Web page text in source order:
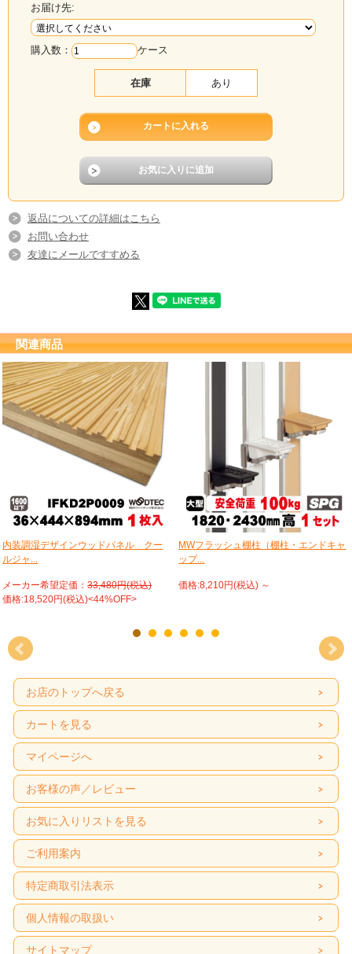
お届け先:
購入数： ケース
在庫 あり
返品についての詳細はこちら
お問い合わせ
友達にメールですすめる
関連商品
内装調湿デザインウッドパネル クー
ルジャ...
メーカー希望定価：33,480円(税込)
価格:18,520円(税込)<44%OFF>
MWフラッシュ棚柱（棚柱・エンドキャ
ップ...
価格:8,210円(税込) ～
お店のトップへ戻る
カートを見る
マイページへ
お客様の声／レビュー
お気に入りリストを見る
ご利用案内
特定商取引法表示
個人情報の取扱い
サイトマップ